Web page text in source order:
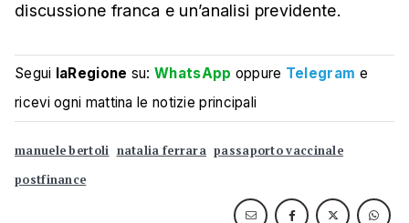
discussione franca e un’analisi previdente.
Segui laRegione su:WhatsApp oppure Telegram e
ricevi ogni mattina le notizie principali
manuele bertoli natalia ferrara passaporto vaccinale
postfinance